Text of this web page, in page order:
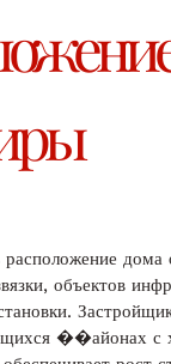
дома
объектов
��айонах с